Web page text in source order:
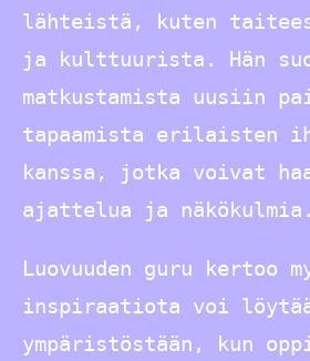
lähteistä, kuten
ja kulttuurista. Hän
matkustamista uusiin
tapaamista erilaisten
kanssa, jotka voivat
ajattelua ja näkökulmia.
Luovuuden guru kertoo
inspiraatiota voi löytää
ympäristöstään, kun